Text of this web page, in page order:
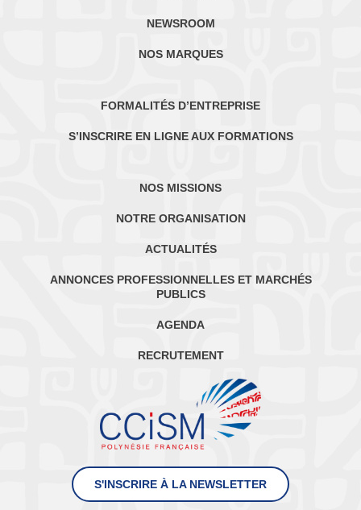
NEWSROOM
NOS MARQUES
FORMALITÉS D’ENTREPRISE
S’INSCRIRE EN LIGNE AUX FORMATIONS
NOS MISSIONS
NOTRE ORGANISATION
ACTUALITÉS
ANNONCES PROFESSIONNELLES ET MARCHÉS
PUBLICS
AGENDA
RECRUTEMENT
S'INSCRIRE À LA NEWSLETTER